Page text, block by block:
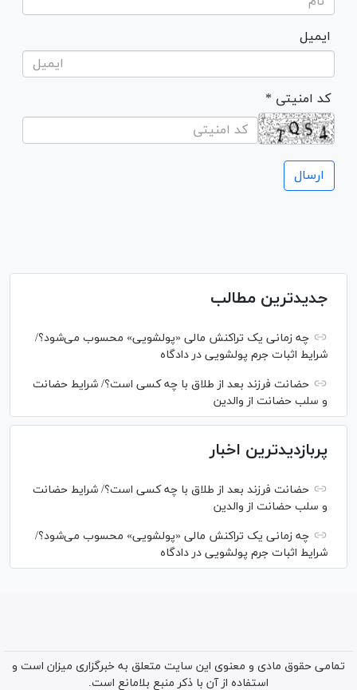
ایمیل
* کد امنیتی
جدیدترین مطالب
چه زمانی یک تراکنش مالی «پولشویی» محسوب می‌شود؟/
شرایط اثبات جرم پولشویی در دادگاه
حضانت فرزند بعد از طلاق با چه کسی است؟/ شرایط حضانت
و سلب حضانت از والدین
پربازدیدترین اخبار
حضانت فرزند بعد از طلاق با چه کسی است؟/ شرایط حضانت
و سلب حضانت از والدین
چه زمانی یک تراکنش مالی «پولشویی» محسوب می‌شود؟/
شرایط اثبات جرم پولشویی در دادگاه
تمامی حقوق مادی و معنوی این سایت متعلق به خبرگزاری میزان است و
استفاده از آن با ذکر منبع بلامانع است.